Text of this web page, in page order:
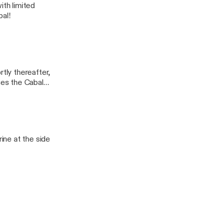
limited
thereafter,
the Cabal
at the side